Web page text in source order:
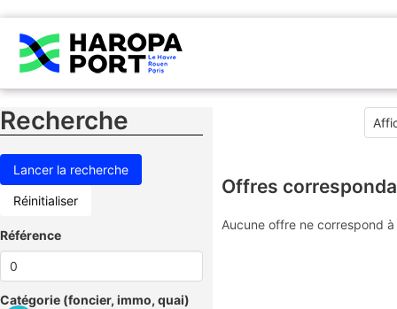
Recherche
Réinitialiser
Référence
Catégorie (foncier, immo, quai)
Offres
Aucune offre ne correspond